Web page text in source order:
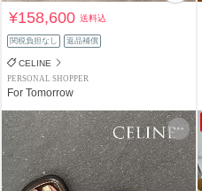
¥158,600送料込
関税負担なし 返品補償
CELINE
PERSONAL SHOPPER
For Tomorrow